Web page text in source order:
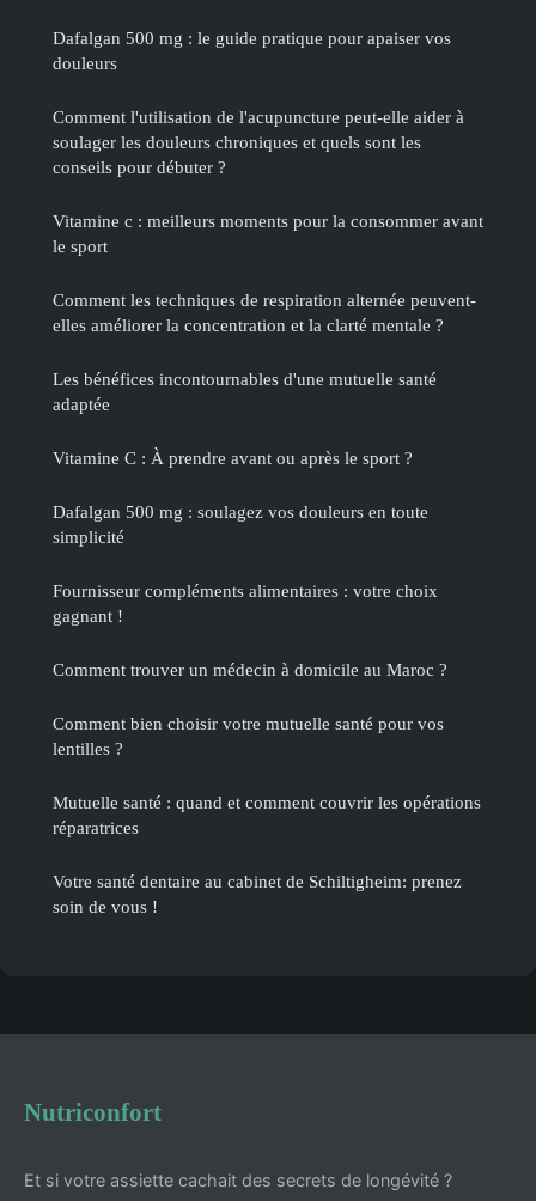
Dafalgan 500 mg : le guide pratique pour apaiser vos
douleurs
Comment l'utilisation de l'acupuncture peut-elle aider à
soulager les douleurs chroniques et quels sont les
conseils pour débuter ?
Vitamine c : meilleurs moments pour la consommer avant
le sport
Comment les techniques de respiration alternée peuvent-
elles améliorer la concentration et la clarté mentale ?
Les bénéfices incontournables d'une mutuelle santé
adaptée
Vitamine C : À prendre avant ou après le sport ?
Dafalgan 500 mg : soulagez vos douleurs en toute
simplicité
Fournisseur compléments alimentaires : votre choix
gagnant !
Comment trouver un médecin à domicile au Maroc ?
Comment bien choisir votre mutuelle santé pour vos
lentilles ?
Mutuelle santé : quand et comment couvrir les opérations
réparatrices
Votre santé dentaire au cabinet de Schiltigheim: prenez
soin de vous !
Nutriconfort
Et si votre assiette cachait des secrets de longévité ?